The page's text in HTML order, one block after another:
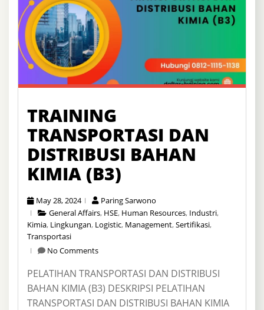
TRAINING
TRANSPORTASI DAN
DISTRIBUSI BAHAN
KIMIA (B3)
May 28, 2024
Paring Sarwono
General Affairs, HSE, Human Resources, Industri,
Kimia, Lingkungan, Logistic, Management,Sertifikasi,
Transportasi
No Comments
PELATIHAN TRANSPORTASI DAN DISTRIBUSI
BAHAN KIMIA (B3) DESKRIPSI PELATIHAN
TRANSPORTASI DAN DISTRIBUSI BAHAN KIMIA